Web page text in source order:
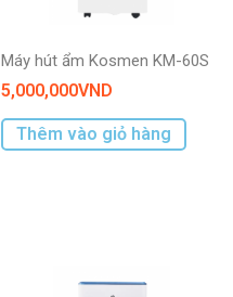
Máy hút ẩm Kosmen KM-60S
5,000,000VND
Thêm vào giỏ hàng